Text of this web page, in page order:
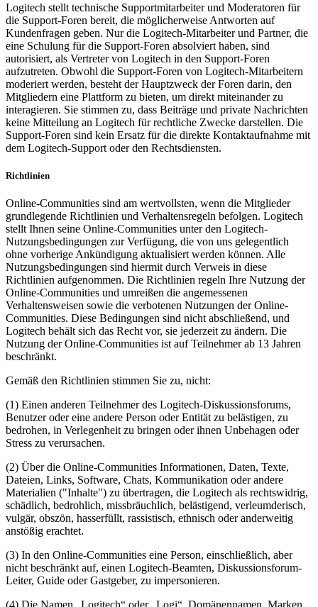
Logitech stellt technische Supportmitarbeiter und Moderatoren für
die Support-Foren bereit, die möglicherweise Antworten auf
Kundenfragen geben. Nur die Logitech-Mitarbeiter und Partner, die
eine Schulung für die Support-Foren absolviert haben, sind
autorisiert, als Vertreter von Logitech in den Support-Foren
aufzutreten. Obwohl die Support-Foren von Logitech-Mitarbeitern
moderiert werden, besteht der Hauptzweck der Foren darin, den
Mitgliedern eine Plattform zu bieten, um direkt miteinander zu
interagieren. Sie stimmen zu, dass Beiträge und private Nachrichten
keine Mitteilung an Logitech für rechtliche Zwecke darstellen. Die
Support-Foren sind kein Ersatz für die direkte Kontaktaufnahme mit
dem Logitech-Support oder den Rechtsdiensten.
Richtlinien
Online-Communities sind am wertvollsten, wenn die Mitglieder
grundlegende Richtlinien und Verhaltensregeln befolgen. Logitech
stellt Ihnen seine Online-Communities unter den Logitech-
Nutzungsbedingungen zur Verfügung, die von uns gelegentlich
ohne vorherige Ankündigung aktualisiert werden können. Alle
Nutzungsbedingungen sind hiermit durch Verweis in diese
Richtlinien aufgenommen. Die Richtlinien regeln Ihre Nutzung der
Online-Communities und umreißen die angemessenen
Verhaltensweisen sowie die verbotenen Nutzungen der Online-
Communities. Diese Bedingungen sind nicht abschließend, und
Logitech behält sich das Recht vor, sie jederzeit zu ändern. Die
Nutzung der Online-Communities ist auf Teilnehmer ab 13 Jahren
beschränkt.
Gemäß den Richtlinien stimmen Sie zu, nicht:
(1) Einen anderen Teilnehmer des Logitech-Diskussionsforums,
Benutzer oder eine andere Person oder Entität zu belästigen, zu
bedrohen, in Verlegenheit zu bringen oder ihnen Unbehagen oder
Stress zu verursachen.
(2) Über die Online-Communities Informationen, Daten, Texte,
Dateien, Links, Software, Chats, Kommunikation oder andere
Materialien ("Inhalte") zu übertragen, die Logitech als rechtswidrig,
schädlich, bedrohlich, missbräuchlich, belästigend, verleumderisch,
vulgär, obszön, hasserfüllt, rassistisch, ethnisch oder anderweitig
anstößig erachtet.
(3) In den Online-Communities eine Person, einschließlich, aber
nicht beschränkt auf, einen Logitech-Beamten, Diskussionsforum-
Leiter, Guide oder Gastgeber, zu impersonieren.